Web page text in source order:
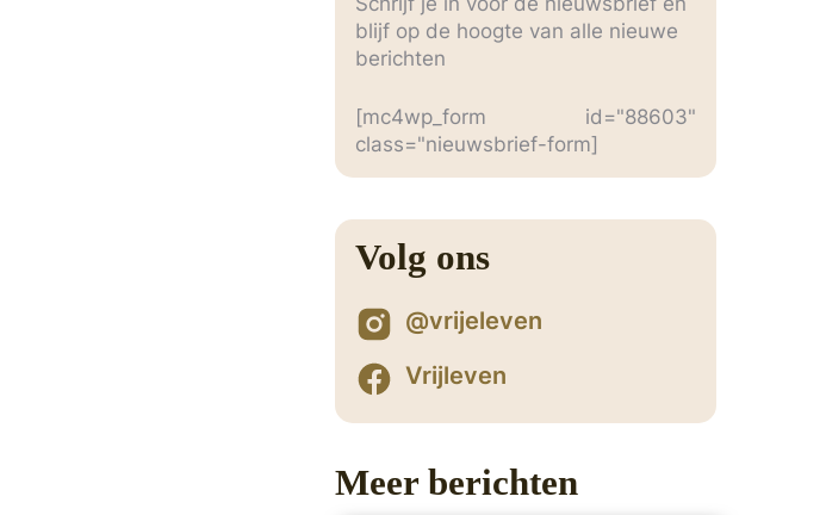
blijf op de hoogte van alle nieuwe
berichten
[mc4wp_form id="88603"
class="nieuwsbrief-form]
Volg ons
@vrijeleven
Vrijleven
Meer berichten